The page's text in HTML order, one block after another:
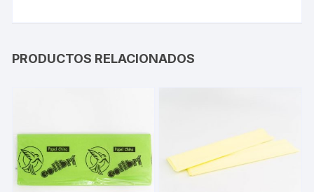
PRODUCTOS RELACIONADOS